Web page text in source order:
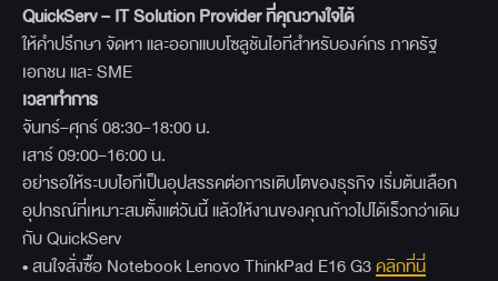
QuickServ – IT Solution Providerที่คุณวางใจได้
ให้คำปรึกษา จัดหา และออกแบบโซลูชันไอทีสำหรับองค์กร ภาครัฐ
เอกชน และ SME
เวลาทำการ
จันทร์–ศุกร์ 08:30–18:00 น.
เสาร์ 09:00–16:00 น.
อย่ารอให้ระบบไอทีเป็นอุปสรรคต่อการเติบโตของธุรกิจ เริ่มต้นเลือก
อุปกรณ์ที่เหมาะสมตั้งแต่วันนี้ แล้วให้งานของคุณก้าวไปได้เร็วกว่าเดิม
กับ QuickServ
• สนใจสั่งซื้อ Notebook Lenovo ThinkPad E16 G3คลิกที่นี่